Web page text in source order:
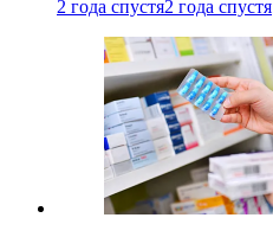
2 года спустя2 года спустя